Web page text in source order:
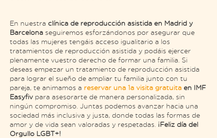
En nuestra clínica de reproducción asistida en Madrid y
Barcelona seguiremos esforzándonos por asegurar que
todas las mujeres tengáis acceso igualitario a los
tratamientos de reproducción asistida y podáis ejercer
plenamente vuestro derecho de formar una familia. Si
deseas empezar un tratamiento de reproducción asistida
para lograr el sueño de ampliar tu familia junto con tu
pareja, te animamos a reservar una 1a visita gratuita en IMF
Easyfiv para asesorarte de manera personalizada, sin
ningún compromiso. Juntas podemos avanzar hacia una
sociedad más inclusiva y justa, donde todas las formas de
amor y de vida sean valoradas y respetadas. ¡Feliz día del
Orgullo LGBT+!